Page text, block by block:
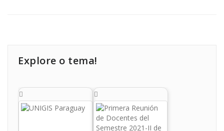
Explore o tema!